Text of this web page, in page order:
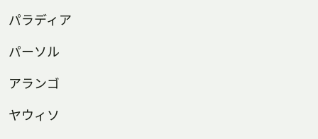
パラディア
パーソル
アランゴ
ヤウィソ